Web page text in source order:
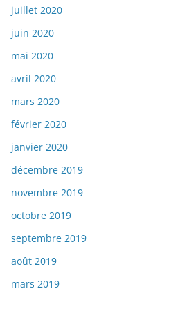
juillet 2020
juin 2020
mai 2020
avril 2020
mars 2020
février 2020
janvier 2020
décembre 2019
novembre 2019
octobre 2019
septembre 2019
août 2019
mars 2019